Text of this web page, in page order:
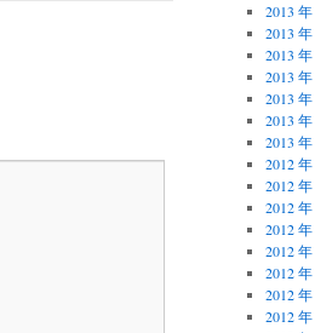
2013 年
2013 年
2013 年
2013 年
2013 年
2013 年
2013 年
2012 年
2012 年
2012 年
2012 年
2012 年
2012 年
2012 年
2012 年